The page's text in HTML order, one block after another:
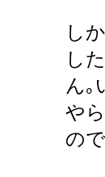
し
し
ん｡
や
の